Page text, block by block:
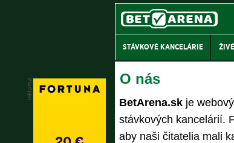
STÁVKOVÉ KANCELÁRIE
O nás
BetArena.sk je
stávkových kancelárií.
aby naši čitatelia mali